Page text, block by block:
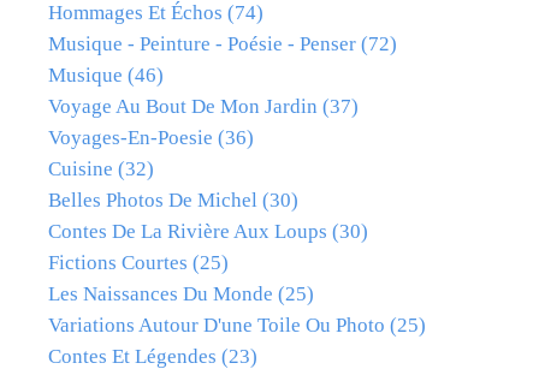
Hommages Et Échos (74)
Musique - Peinture - Poésie - Penser (72)
Musique (46)
Voyage Au Bout De Mon Jardin (37)
Voyages-En-Poesie (36)
Cuisine (32)
Belles Photos De Michel (30)
Contes De La Rivière Aux Loups (30)
Fictions Courtes (25)
Les Naissances Du Monde (25)
Variations Autour D'une Toile Ou Photo (25)
Contes Et Légendes (23)